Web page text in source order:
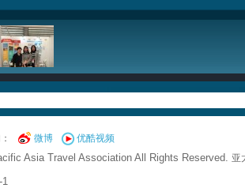
微博 优酷视频
Asia Travel Association All Rights Reserved. 亚